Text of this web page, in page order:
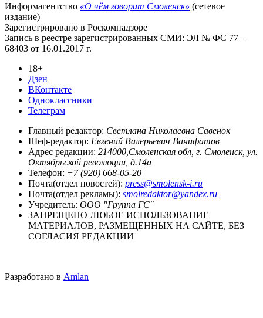
Информагентство «О чём говорит Смоленск» (сетевое
издание)
Зарегистрировано в Роскомнадзоре
Запись в реестре зарегистрированных СМИ: ЭЛ № ФС 77 –
68403 от 16.01.2017 г.
18+
Дзен
ВКонтакте
Одноклассники
Телеграм
Главный редактор: Светлана Николаевна Савенок
Шеф-редактор: Евгений Валерьевич Ванифатов
Адрес редакции: 214000,Смоленская обл, г. Смоленск, ул.
Октябрьской революции, д.14а
Телефон: +7 (920) 668-05-20
Почта(отдел новостей): press@smolensk-i.ru
Почта(отдел рекламы): smolredaktor@yandex.ru
Учредитель: ООО "Группа ГС"
ЗАПРЕЩЕНО ЛЮБОЕ ИСПОЛЬЗОВАНИЕ
МАТЕРИАЛОВ, РАЗМЕЩЕННЫХ НА САЙТЕ, БЕЗ
СОГЛАСИЯ РЕДАКЦИИ
Разработано в Amlan